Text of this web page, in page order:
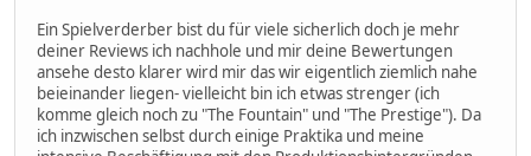
Ein Spielverderber bist du für viele sicherlich doch je mehr
deiner Reviews ich nachhole und mir deine Bewertungen
ansehe desto klarer wird mir das wir eigentlich ziemlich nahe
beieinander liegen- vielleicht bin ich etwas strenger (ich
komme gleich noch zu "The Fountain" und "The Prestige"). Da
ich inzwischen selbst durch einige Praktika und meine